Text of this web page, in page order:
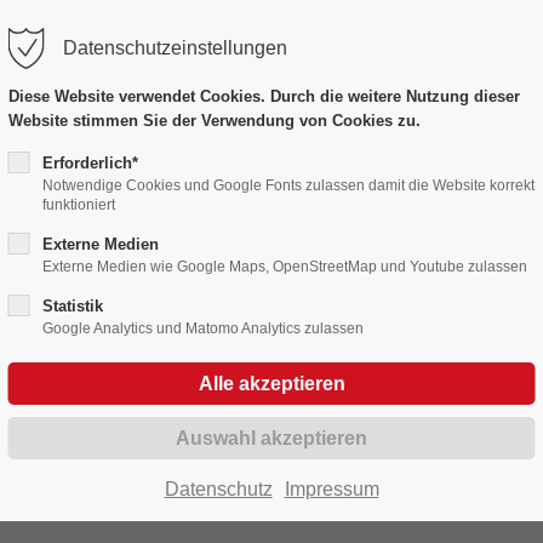
dolor sit amet:
/ 365days
support for our customers
8:00am - 5:00pm
(GMT
Cybersteel Inc.
San Francisco, CA 94102
Have any questions?
info@yourdomain.com
Bildergalerien
Fasnet in Bildern 2020 - 2029
Datenschutzeinstellungen
Diese Website verwendet Cookies. Durch die weitere Nutzung dieser
Website stimmen Sie der Verwendung von Cookies zu.
Erforderlich*
Notwendige Cookies und Google Fonts zulassen damit die Website korrekt
funktioniert
Externe Medien
Externe Medien wie Google Maps, OpenStreetMap und Youtube zulassen
Statistik
Google Analytics und Matomo Analytics zulassen
Datenschutz Impressum